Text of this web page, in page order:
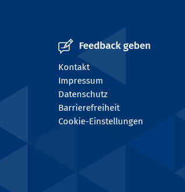
Feedback geben
Kontakt
Impressum
Datenschutz
Barrierefreiheit
Cookie-Einstellungen